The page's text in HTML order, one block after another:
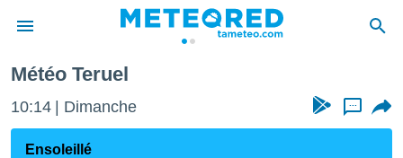
de
Météo Teruel
10:14 Dimanche ...
Ensoleillé